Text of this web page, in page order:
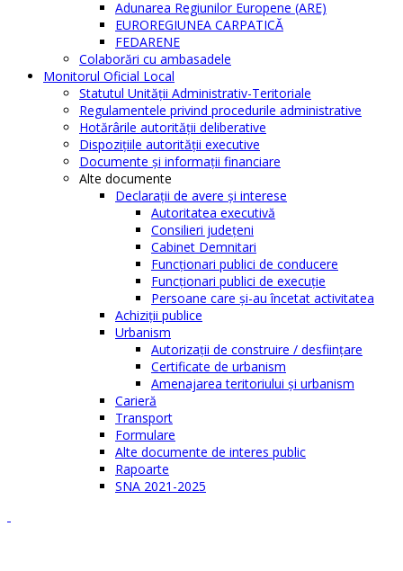
Adunarea Regiunilor Europene (ARE)
EUROREGIUNEA CARPATICĂ
FEDARENE
Colaborări cu ambasadele
Monitorul Oficial Local
Statutul Unităţii Administrativ-Teritoriale
Regulamentele privind procedurile administrative
Hotărârile autorităţii deliberative
Dispoziţiile autorităţii executive
Documente şi informaţii financiare
Alte documente
Declaraţii de avere şi interese
Autoritatea executivă
Consilieri judeţeni
Cabinet Demnitari
Funcţionari publici de conducere
Funcționari publici de execuție
Persoane care şi-au încetat activitatea
Achiziţii publice
Urbanism
Autorizații de construire / desființare
Certificate de urbanism
Amenajarea teritoriului şi urbanism
Carieră
Transport
Formulare
Alte documente de interes public
Rapoarte
SNA 2021-2025